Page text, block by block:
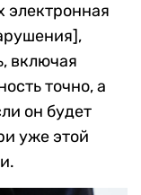
электронная
включая
точно, а
он будет
уже этой